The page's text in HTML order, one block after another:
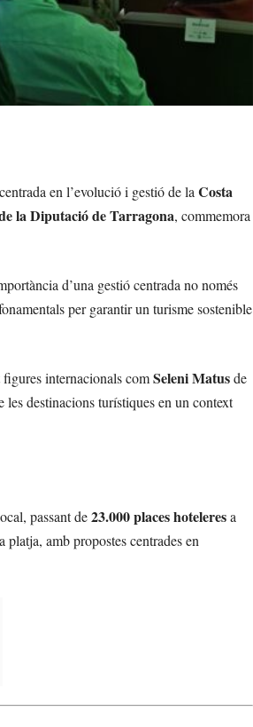
en l’evolució i gestió de la Costa
la Diputació de Tarragona, commemora
d’una gestió centrada no només
per garantir un turisme sostenible
figures internacionals comSeleni Matusde
destinacions turístiques en un context
passant de23.000 places hoteleresa
amb propostes centrades en